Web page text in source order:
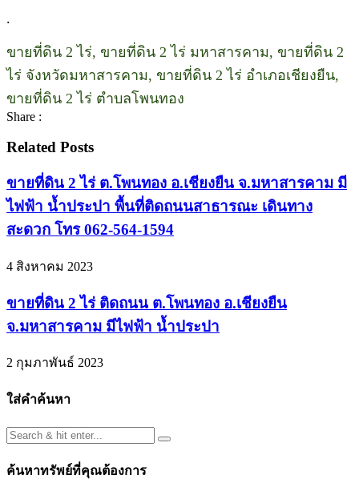
.
ขายที่ดิน 2 ไร่, ขายที่ดิน 2 ไร่ มหาสารคาม, ขายที่ดิน 2
ไร่ จังหวัดมหาสารคาม, ขายที่ดิน 2 ไร่ อําเภอเชียงยืน,
ขายที่ดิน 2 ไร่ ตําบลโพนทอง
Share :
Related Posts
ขายที่ดิน 2 ไร่ ต.โพนทอง อ.เชียงยืน จ.มหาสารคาม มี
ไฟฟ้า น้ำประปา พื้นที่ติดถนนสาธารณะ เดินทาง
สะดวก โทร 062-564-1594
4 สิงหาคม 2023
ขายที่ดิน 2 ไร่ ติดถนน ต.โพนทอง อ.เชียงยืน
จ.มหาสารคาม มีไฟฟ้า น้ำประปา
2 กุมภาพันธ์ 2023
ใส่คำค้นหา
ค้นหาทรัพย์ที่คุณต้องการ